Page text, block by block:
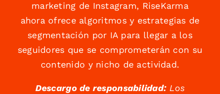
marketing de Instagram, RiseKarma
ahora ofrece algoritmos y estrategias de
segmentación por IA para llegar a los
seguidores que se comprometerán con su
contenido y nicho de actividad.
Descargo de responsabilidad:Los